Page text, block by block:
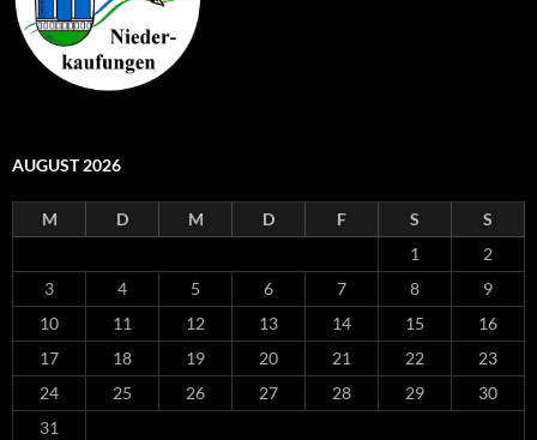
AUGUST 2026
M D M D F S
S
1
2
3
4 5 6 7 8
9
10
11 12 13 14 15
16
17
18 19 20 21 22
23
24
25 26 27 28 29
30
31